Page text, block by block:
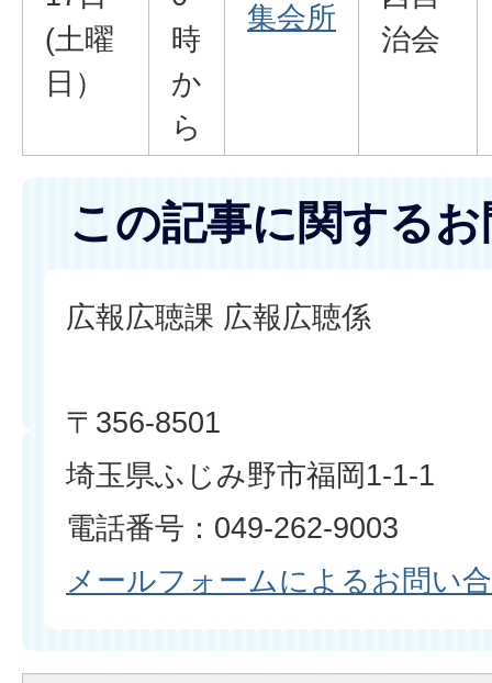
(土曜
日）
時
か
ら
集会所
治会
この記事に関する
広報広聴課 広報広聴係
〒356-8501
埼玉県ふじみ野市福岡1-1-1
電話番号：049-262-9003
メールフォームによるお問い